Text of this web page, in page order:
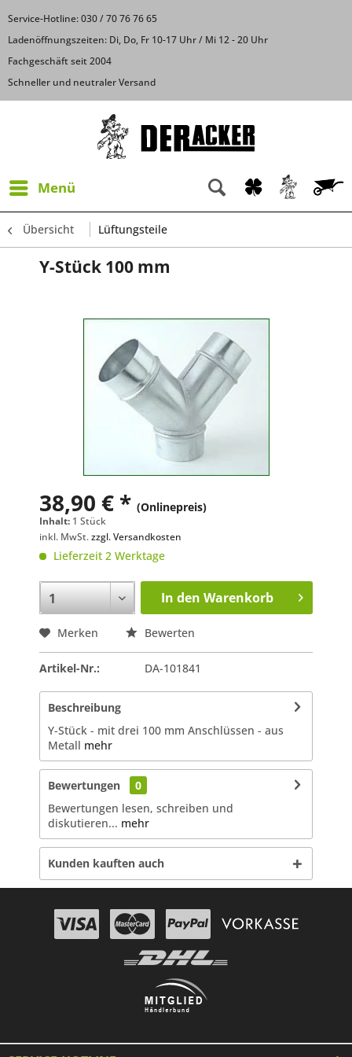
Service-Hotline: 030 / 70 76 76 65
Ladenöffnungszeiten: Di, Do, Fr 10-17 Uhr / Mi 12 - 20 Uhr
Fachgeschäft seit 2004
Schneller und neutraler Versand
Menü
Übersicht Lüftungsteile
Y-Stück 100 mm
38,90 € * (Onlinepreis)
Inhalt: 1 Stück
inkl. MwSt.zzgl. Versandkosten
Lieferzeit 2 Werktage
In den Warenkorb
Merken Bewerten
Artikel-Nr.: DA-101841
Beschreibung
Y-Stück - mit drei 100 mm Anschlüssen - aus
Metall mehr
Bewertungen
0
Bewertungen lesen, schreiben und
diskutieren... mehr
Kunden kauften auch